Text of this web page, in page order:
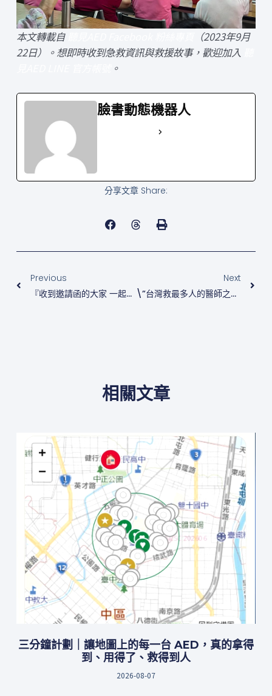
本文轉載自
（2023年9月
22日）。想即時收到急救資訊與救援故事，歡迎加入
。
臉書動態機器人
分享文章 Share:
Previous
『收到邀請函的大家 一起來共襄盛舉吧』
Next
\”台灣救最多人的醫師之爭?!\”
相關文章
三分鐘計劃｜讓地圖上的每一台 AED，真的拿得
到、用得了、救得到人
2026-08-07